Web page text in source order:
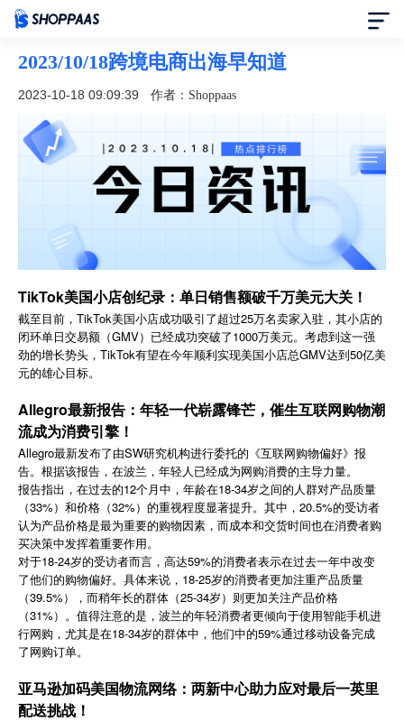
首页
定价
模板中心
合作伙伴
帮助中心
了解我们
简体中文
登录 免费使用
2023/10/18跨境电商出海早知道
2023-10-18 09:09:39 作者：Shoppaas
TikTok美国小店创纪录：单日销售额破千万美元大关！
截至目前，TikTok美国小店成功吸引了超过25万名卖家入驻，其小店的
闭环单日交易额（GMV）已经成功突破了1000万美元。考虑到这一强
劲的增长势头，TikTok有望在今年顺利实现美国小店总GMV达到50亿美
元的雄心目标。
Allegro最新报告：年轻一代崭露锋芒，催生互联网购物潮
流成为消费引擎！
Allegro最新发布了由SW研究机构进行委托的《互联网购物偏好》报
告。根据该报告，在波兰，年轻人已经成为网购消费的主导力量。
报告指出，在过去的12个月中，年龄在18-34岁之间的人群对产品质量
（33%）和价格（32%）的重视程度显著提升。其中，20.5%的受访者
认为产品价格是最为重要的购物因素，而成本和交货时间也在消费者购
买决策中发挥着重要作用。
对于18-24岁的受访者而言，高达59%的消费者表示在过去一年中改变
了他们的购物偏好。具体来说，18-25岁的消费者更加注重产品质量
（39.5%），而稍年长的群体（25-34岁）则更加关注产品价格
（31%）。值得注意的是，波兰的年轻消费者更倾向于使用智能手机进
行网购，尤其是在18-34岁的群体中，他们中的59%通过移动设备完成
了网购订单。
亚马逊加码美国物流网络：两新中心助力应对最后一英里
配送挑战！